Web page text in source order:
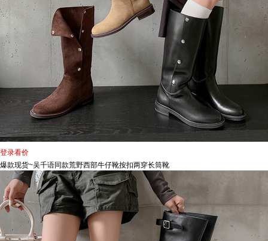
登录看价
爆款现货~吴千语同款荒野西部牛仔靴按扣两穿长筒靴